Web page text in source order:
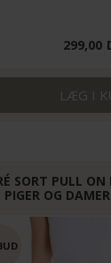
299,00
SORT PULL
PIGER OG DAMER